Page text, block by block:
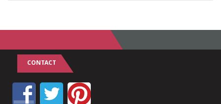
CONTACT